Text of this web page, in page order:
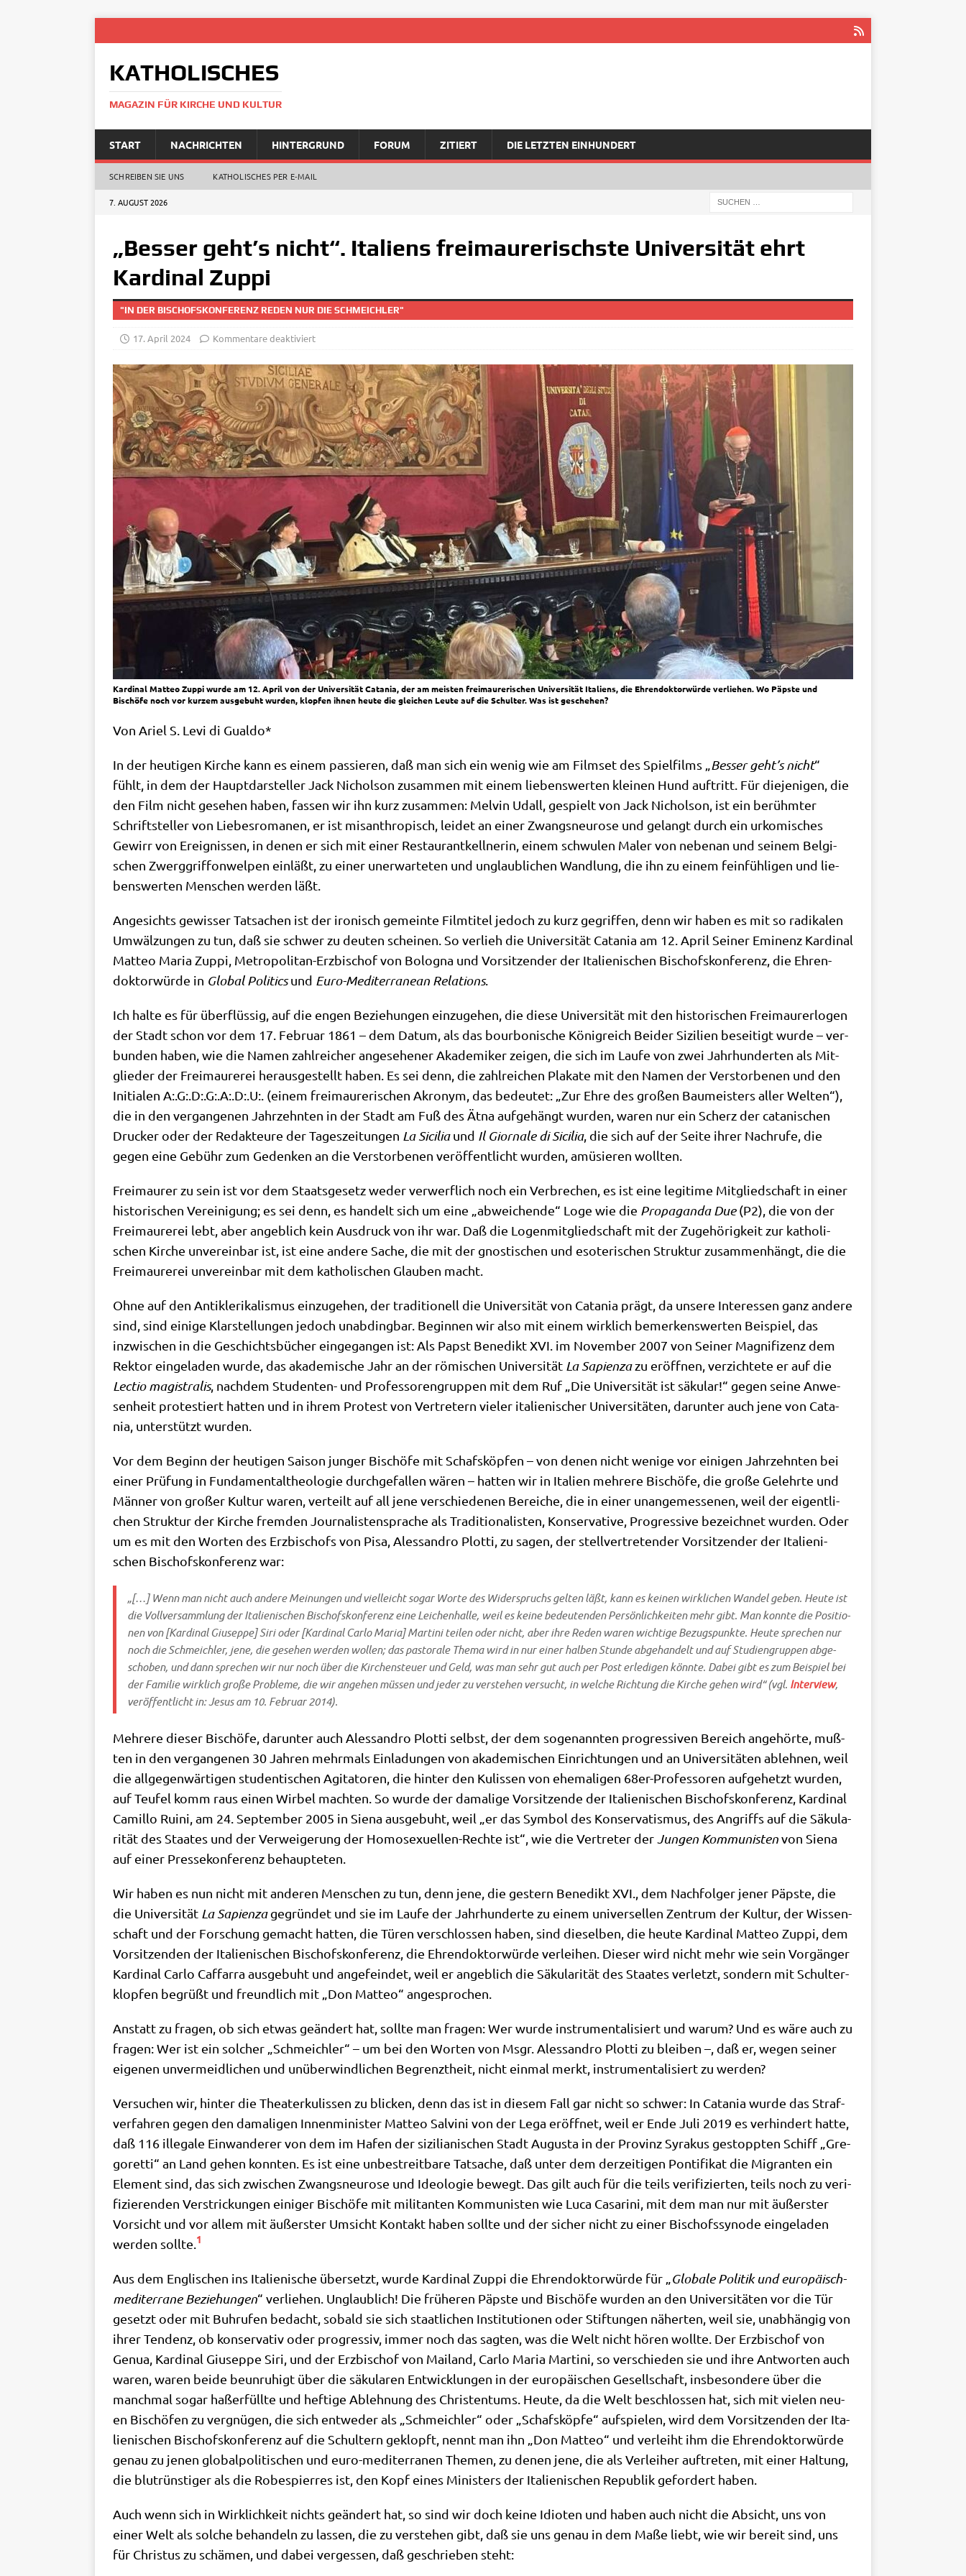
KATHOLISCHES
MAGAZIN FÜR KIRCHE UND KULTUR
START NACHRICHTEN HINTERGRUND FORUM ZITIERT DIE LETZTEN EINHUNDERT
SCHREIBEN SIE UNS KATHOLISCHES PER E‑MAIL
7. AUGUST 2026
„Besser geht’s nicht“. Italiens freimaurerischste Universität ehrt
Kardinal Zuppi
"IN DER BISCHOFSKONFERENZ REDEN NUR DIE SCHMEICHLER"
17. April 2024 Kommentare deaktiviert
Kardinal Matteo Zuppi wurde am 12. April von der Universität Catania, der am meisten freimaurerischen Universität Italiens, die Ehrendoktorwürde verliehen. Wo Päpste und
Bischöfe noch vor kurzem ausgebuht wurden, klopfen ihnen heute die gleichen Leute auf die Schulter. Was ist geschehen?
Von Ari­el S. Levi di Gualdo*
In der heu­ti­gen Kir­che kann es einem pas­sie­ren, daß man sich ein wenig wie am Film­set des Spiel­films „ Bes­ser geht’s nicht“
fühlt, in dem der Haupt­dar­stel­ler Jack Nichol­son zusam­men mit einem lie­bens­wer­ten klei­nen Hund auf­tritt. Für die­je­ni­gen, die
den Film nicht gese­hen haben, fas­sen wir ihn kurz zusam­men: Mel­vin Udall, gespielt von Jack Nichol­son, ist ein berühm­ter
Schrift­stel­ler von Lie­bes­ro­ma­nen, er ist mis­an­thro­pisch, lei­det an einer Zwangs­neu­ro­se und gelangt durch ein urko­mi­sches
Gewirr von Ereig­nis­sen, in denen er sich mit einer Restau­rant­kell­ne­rin, einem schwu­len Maler von neben­an und sei­nem Bel­gi­
schen Zwerg­grif­fon­wel­pen ein­läßt, zu einer uner­war­te­ten und unglaub­li­chen Wand­lung, die ihn zu einem fein­füh­li­gen und lie­
bens­wer­ten Men­schen wer­den läßt.
Ange­sichts gewis­ser Tat­sa­chen ist der iro­nisch gemein­te Film­ti­tel jedoch zu kurz gegrif­fen, denn wir haben es mit so radi­ka­len
Umwäl­zun­gen zu tun, daß sie schwer zu deu­ten schei­nen. So ver­lieh die Uni­ver­si­tät Cata­nia am 12. April Sei­ner Emi­nenz Kar­di­nal
Matteo Maria Zup­pi, Metro­po­li­tan-Erz­bi­schof von Bolo­gna und Vor­sit­zen­der der Ita­lie­ni­schen Bischofs­kon­fe­renz, die Ehren­
dok­tor­wür­de in Glo­bal Poli­ticsund Euro-Medi­ter­ra­ne­an Rela­ti­ons.
Ich hal­te es für über­flüs­sig, auf die engen Bezie­hun­gen ein­zu­ge­hen, die die­se Uni­ver­si­tät mit den histo­ri­schen Frei­mau­rer­lo­gen
der Stadt schon vor dem 17. Febru­ar 1861 – dem Datum, als das bour­bo­ni­sche König­reich Bei­der Sizi­li­en besei­tigt wur­de – ver­
bun­den haben, wie die Namen zahl­rei­cher ange­se­he­ner Aka­de­mi­ker zei­gen, die sich im Lau­fe von zwei Jahr­hun­der­ten als Mit­
glie­der der Frei­mau­re­rei her­aus­ge­stellt haben. Es sei denn, die zahl­rei­chen Pla­ka­te mit den Namen der Ver­stor­be­nen und den
Initia­len A:.G:.D:.G:.A:.D:.U:. (einem frei­mau­re­ri­schen Akro­nym, das bedeu­tet: „Zur Ehre des gro­ßen Bau­mei­sters aller Wel­ten“),
die in den ver­gan­ge­nen Jahr­zehn­ten in der Stadt am Fuß des Ätna auf­ge­hängt wur­den, waren nur ein Scherz der cata­ni­schen
Drucker oder der Redak­teu­re der Tages­zei­tun­gen La Sici­liaund Il Giorn­a­le di Sici­lia, die sich auf der Sei­te ihrer Nach­ru­fe, die
gegen eine Gebühr zum Geden­ken an die Ver­stor­be­nen ver­öf­fent­licht wur­den, amü­sie­ren wollten.
Frei­mau­rer zu sein ist vor dem Staats­ge­setz weder ver­werf­lich noch ein Ver­bre­chen, es ist eine legi­ti­me Mit­glied­schaft in einer
histo­ri­schen Ver­ei­ni­gung; es sei denn, es han­delt sich um eine „abwei­chen­de“ Loge wie die Pro­pa­gan­da Due(P2), die von der
Frei­mau­re­rei lebt, aber angeb­lich kein Aus­druck von ihr war. Daß die Logen­mit­glied­schaft mit der Zuge­hö­rig­keit zur katho­li­
schen Kir­che unver­ein­bar ist, ist eine ande­re Sache, die mit der gno­sti­schen und eso­te­ri­schen Struk­tur zusam­men­hängt, die die
Frei­mau­re­rei unver­ein­bar mit dem katho­li­schen Glau­ben macht.
Ohne auf den Anti­kle­ri­ka­lis­mus ein­zu­ge­hen, der tra­di­tio­nell die Uni­ver­si­tät von Cata­nia prägt, da unse­re Inter­es­sen ganz ande­re
sind, sind eini­ge Klar­stel­lun­gen jedoch unab­ding­bar. Begin­nen wir also mit einem wirk­lich bemer­kens­wer­ten Bei­spiel, das
inzwi­schen in die Geschichts­bü­cher ein­ge­gan­gen ist: Als Papst Bene­dikt XVI. im Novem­ber 2007 von Sei­ner Magni­fi­zenz dem
Rek­tor ein­ge­la­den wur­de, das aka­de­mi­sche Jahr an der römi­schen Uni­ver­si­tät La Sapi­en­zazu eröff­nen, ver­zich­te­te er auf die
Lec­tio magi­stra­lis, nach­dem Stu­den­ten- und Pro­fes­so­ren­grup­pen mit dem Ruf „Die Uni­ver­si­tät ist säku­lar!“ gegen sei­ne Anwe­
sen­heit pro­te­stiert hat­ten und in ihrem Pro­test von Ver­tre­tern vie­ler ita­lie­ni­scher Uni­ver­si­tä­ten, dar­un­ter auch jene von Cata­
nia, unter­stützt wurden.
Vor dem Beginn der heu­ti­gen Sai­son jun­ger Bischö­fe mit Schafs­köp­fen – von denen nicht weni­ge vor eini­gen Jahr­zehn­ten bei
einer Prü­fung in Fun­da­men­tal­theo­lo­gie durch­ge­fal­len wären – hat­ten wir in Ita­li­en meh­re­re Bischö­fe, die gro­ße Gelehr­te und
Män­ner von gro­ßer Kul­tur waren, ver­teilt auf all jene ver­schie­de­nen Berei­che, die in einer unan­ge­mes­se­nen, weil der eigent­li­
chen Struk­tur der Kir­che frem­den Jour­na­li­sten­spra­che als Tra­di­tio­na­li­sten, Kon­ser­va­ti­ve, Pro­gres­si­ve bezeich­net wur­den. Oder
um es mit den Wor­ten des Erz­bi­schofs von Pisa, Ales­san­dro Plot­ti, zu sagen, der stell­ver­tre­ten­der Vor­sit­zen­der der Ita­lie­ni­
schen Bischofs­kon­fe­renz war:
„[…] Wenn man nicht auch ande­re Mei­nun­gen und viel­leicht sogar Wor­te des Wider­spruchs gel­ten läßt, kann es kei­nen wirk­li­chen Wan­del geben. Heu­te ist
die Voll­ver­samm­lung der Ita­lie­ni­schen Bischofs­kon­fe­renz eine Lei­chen­hal­le, weil es kei­ne bedeu­ten­den Per­sön­lich­kei­ten mehr gibt. Man konn­te die Posi­tio­
nen von [Kar­di­nal Giu­sep­pe] Siri oder [Kar­di­nal Car­lo Maria] Mar­ti­ni tei­len oder nicht, aber ihre Reden waren wich­ti­ge Bezugs­punk­te. Heu­te spre­chen nur
noch die Schmeich­ler, jene, die gese­hen wer­den wol­len; das pasto­ra­le The­ma wird in nur einer hal­ben Stun­de abge­han­delt und auf Stu­di­en­grup­pen abge­
scho­ben, und dann spre­chen wir nur noch über die Kir­chen­steu­er und Geld, was man sehr gut auch per Post erle­di­gen könn­te. Dabei gibt es zum Bei­spiel bei
der Fami­lie wirk­lich gro­ße Pro­ble­me, die wir ange­hen müs­sen und jeder zu ver­ste­hen ver­sucht, in wel­che Rich­tung die Kir­che gehen wird“ (vgl. Inter­view,
ver­öf­fent­licht in:Jesusam 10. Febru­ar 2014).
Meh­re­re die­ser Bischö­fe, dar­un­ter auch Ales­san­dro Plot­ti selbst, der dem soge­nann­ten pro­gres­si­ven Bereich ange­hör­te, muß­
ten in den ver­gan­ge­nen 30 Jah­ren mehr­mals Ein­la­dun­gen von aka­de­mi­schen Ein­rich­tun­gen und an Uni­ver­si­tä­ten ableh­nen, weil
die all­ge­gen­wär­ti­gen stu­den­ti­schen Agi­ta­to­ren, die hin­ter den Kulis­sen von ehe­ma­li­gen 68er-Pro­fes­so­ren auf­ge­hetzt wur­den,
auf Teu­fel komm raus einen Wir­bel mach­ten. So wur­de der dama­li­ge Vor­sit­zen­de der Ita­lie­ni­schen Bischofs­kon­fe­renz, Kar­di­nal
Camil­lo Rui­ni, am 24. Sep­tem­ber 2005 in Sie­na aus­ge­buht, weil „er das Sym­bol des Kon­ser­va­tis­mus, des Angriffs auf die Säku­la­
ri­tät des Staa­tes und der Ver­wei­ge­rung der Homo­se­xu­el­len-Rech­te ist“, wie die Ver­tre­ter derJun­gen Kom­mu­ni­stenvon Sie­na
auf einer Pres­se­kon­fe­renz behaupteten.
Wir haben es nun nicht mit ande­ren Men­schen zu tun, denn jene, die gestern Bene­dikt XVI., dem Nach­fol­ger jener Päp­ste, die
die Uni­ver­si­tät La Sapi­en­zagegrün­det und sie im Lau­fe der Jahr­hun­der­te zu einem uni­ver­sel­len Zen­trum der Kul­tur, der Wis­sen­
schaft und der For­schung gemacht hat­ten, die Türen ver­schlos­sen haben, sind die­sel­ben, die heu­te Kar­di­nal Matteo Zup­pi, dem
Vor­sit­zen­den der Ita­lie­ni­schen Bischofs­kon­fe­renz, die Ehren­dok­tor­wür­de ver­lei­hen. Die­ser wird nicht mehr wie sein Vor­gän­ger
Kar­di­nal Car­lo Caf­farra aus­ge­buht und ange­fein­det, weil er angeb­lich die Säku­la­ri­tät des Staa­tes ver­letzt, son­dern mit Schul­ter­
klop­fen begrüßt und freund­lich mit „Don Matteo“ angesprochen.
Anstatt zu fra­gen, ob sich etwas geän­dert hat, soll­te man fra­gen: Wer wur­de instru­men­ta­li­siert und war­um? Und es wäre auch zu
fra­gen: Wer ist ein sol­cher „Schmeich­ler“ – um bei den Wor­ten von Msgr. Ales­san­dro Plot­ti zu blei­ben –, daß er, wegen sei­ner
eige­nen unver­meid­li­chen und unüber­wind­li­chen Begrenzt­heit, nicht ein­mal merkt, instru­men­ta­li­siert zu werden?
Ver­su­chen wir, hin­ter die Thea­ter­ku­lis­sen zu blicken, denn das ist in die­sem Fall gar nicht so schwer: In Cata­nia wur­de das Straf­
ver­fah­ren gegen den dama­li­gen Innen­mi­ni­ster Matteo Sal­vi­ni von der Lega eröff­net, weil er Ende Juli 2019 es ver­hin­dert hat­te,
daß 116 ille­ga­le Ein­wan­de­rer von dem im Hafen der sizi­lia­ni­schen Stadt Augu­sta in der Pro­vinz Syra­kus gestopp­ten Schiff „Gre­
go­ret­ti“ an Land gehen konn­ten. Es ist eine unbe­streit­ba­re Tat­sa­che, daß unter dem der­zei­ti­gen Pon­ti­fi­kat die Migran­ten ein
Ele­ment sind, das sich zwi­schen Zwangs­neu­ro­se und Ideo­lo­gie bewegt. Das gilt auch für die teils veri­fi­zier­ten, teils noch zu veri­
fi­zie­ren­den Ver­strickun­gen eini­ger Bischö­fe mit mili­tan­ten Kom­mu­ni­sten wie Luca Casa­ri­ni, mit dem man nur mit äußer­ster
Vor­sicht und vor allem mit äußer­ster Umsicht Kon­takt haben soll­te und der sicher nicht zu einer Bischofs­syn­ode ein­ge­la­den
wer­den soll­te. 1
Aus dem Eng­li­schen ins Ita­lie­ni­sche über­setzt, wur­de Kar­di­nal Zup­pi die Ehren­dok­tor­wür­de für „ Glo­ba­le Poli­tik und euro­pä­isch-
medi­ter­ra­ne Bezie­hun­gen“ ver­lie­hen. Unglaub­lich! Die frü­he­ren Päp­ste und Bischö­fe wur­den an den Uni­ver­si­tä­ten vor die Tür
gesetzt oder mit Buh­ru­fen bedacht, sobald sie sich staat­li­chen Insti­tu­tio­nen oder Stif­tun­gen näher­ten, weil sie, unab­hän­gig von
ihrer Ten­denz, ob kon­ser­va­tiv oder pro­gres­siv, immer noch das sag­ten, was die Welt nicht hören woll­te. Der Erz­bi­schof von
Genua, Kar­di­nal Giu­sep­pe Siri, und der Erz­bi­schof von Mai­land, Car­lo Maria Mar­ti­ni, so ver­schie­den sie und ihre Ant­wor­ten auch
waren, waren bei­de beun­ru­higt über die säku­la­ren Ent­wick­lun­gen in der euro­päi­schen Gesell­schaft, ins­be­son­de­re über die
manch­mal sogar haß­er­füll­te und hef­ti­ge Ableh­nung des Chri­sten­tums. Heu­te, da die Welt beschlos­sen hat, sich mit vie­len neu­
en Bischö­fen zu ver­gnü­gen, die sich ent­we­der als „Schmeich­ler“ oder „Schafs­köp­fe“ auf­spie­len, wird dem Vor­sit­zen­den der Ita­
lie­ni­schen Bischofs­kon­fe­renz auf die Schul­tern geklopft, nennt man ihn „Don Matteo“ und ver­leiht ihm die Ehren­dok­tor­wür­de
genau zu jenen glo­bal­po­li­ti­schen und euro-medi­ter­ra­nen The­men, zu denen jene, die als Ver­lei­her auf­tre­ten, mit einer Hal­tung,
die blut­rün­sti­ger als die Robes­pierres ist, den Kopf eines Mini­sters der Ita­lie­ni­schen Repu­blik gefor­dert haben.
Auch wenn sich in Wirk­lich­keit nichts geän­dert hat, so sind wir doch kei­ne Idio­ten und haben auch nicht die Absicht, uns von
einer Welt als sol­che behan­deln zu las­sen, die zu ver­ste­hen gibt, daß sie uns genau in dem Maße liebt, wie wir bereit sind, uns
für Chri­stus zu schä­men, und dabei ver­ges­sen, daß geschrie­ben steht: